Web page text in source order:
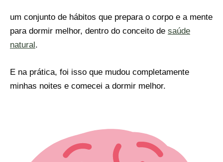
um conjunto de hábitos que prepara o corpo e a mente
para dormir melhor, dentro do conceito de saúde
natural .
E na prática, foi isso que mudou completamente
minhas noites e comecei a dormir melhor.